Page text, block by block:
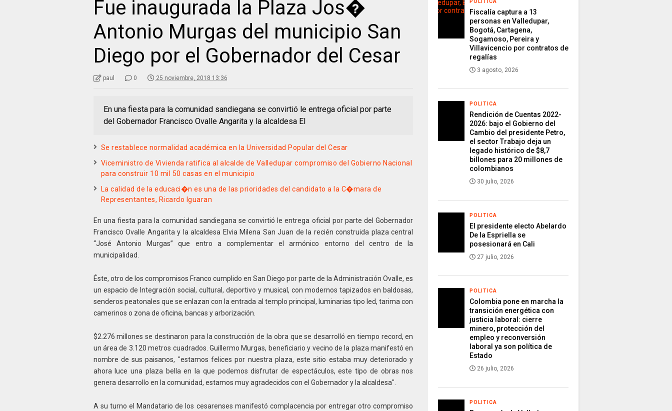
Fue inaugurada la Plaza Jos�
Antonio Murgas del municipio San
Diego por el Gobernador del Cesar
paul 0 25 noviembre, 2018 13:36
En una fiesta para la comunidad sandiegana se convirtió le entrega oficial por parte
del Gobernador Francisco Ovalle Angarita y la alcaldesa El
Se restablece normalidad académica en la Universidad Popular del Cesar
Viceministro de Vivienda ratifica al alcalde de Valledupar compromiso del Gobierno Nacional
para construir 10 mil 50 casas en el municipio
La calidad de la educaci�n es una de las prioridades del candidato a la C�mara de
Representantes, Ricardo Iguaran
En una fiesta para la comunidad sandiegana se convirtió le entrega oficial por parte del Gobernador
Francisco Ovalle Angarita y la alcaldesa Elvia Milena San Juan de la recién construida plaza central
“José Antonio Murgas” que entro a complementar el armónico entorno del centro de la
municipalidad.
Éste, otro de los compromisos Franco cumplido en San Diego por parte de la Administración Ovalle, es
un espacio de Integración social, cultural, deportivo y musical, con modernos tapizados en baldosas,
senderos peatonales que se enlazan con la entrada al templo principal, luminarias tipo led, tarima con
camerinos o zona de oficina, bancas y arborización.
$2.276 millones se destinaron para la construcción de la obra que se desarrolló en tiempo record, en
un área de 3.120 metros cuadrados. Guillermo Murgas, beneficiario y vecino de la plaza manifestó en
nombre de sus paisanos, "estamos felices por nuestra plaza, este sitio estaba muy deteriorado y
ahora luce una plaza bella en la que podemos disfrutar de espectáculos, este tipo de obras nos
genera desarrollo en la comunidad, estamos muy agradecidos con el Gobernador y la alcaldesa".
A su turno el Mandatario de los cesarenses manifestó complacencia por entregar otro compromiso
POLITICA
Fiscalía captura a 13
personas en Valledupar,
Bogotá, Cartagena,
Sogamoso, Pereira y
Villavicencio por contratos de
regalías
3 agosto, 2026
POLITICA
Rendición de Cuentas 2022-
2026: bajo el Gobierno del
Cambio del presidente Petro,
el sector Trabajo deja un
legado histórico de $8,7
billones para 20 millones de
colombianos
30 julio, 2026
POLITICA
El presidente electo Abelardo
De la Espriella se
posesionará en Cali
27 julio, 2026
POLITICA
Colombia pone en marcha la
transición energética con
justicia laboral: cierre
minero, protección del
empleo y reconversión
laboral ya son política de
Estado
26 julio, 2026
POLITICA